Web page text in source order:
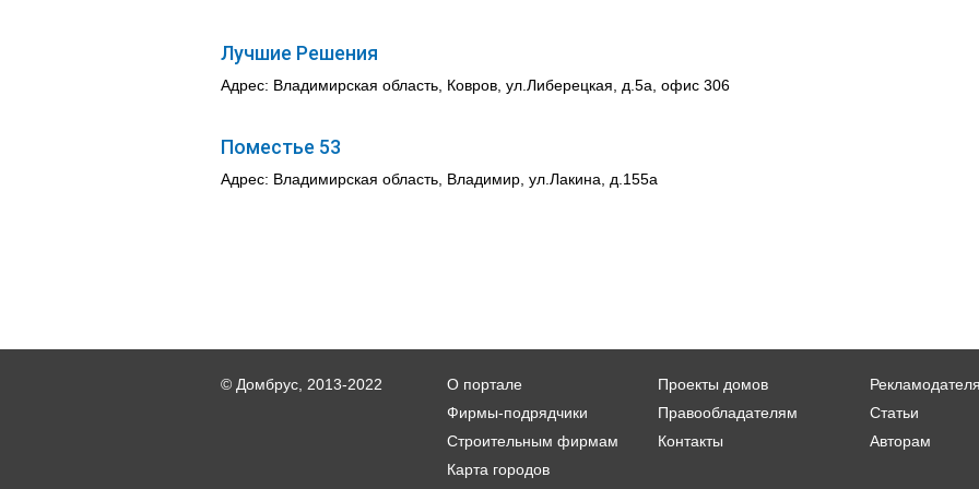
Лучшие Решения
Адрес: Владимирская область, Ковров, ул.Либерецкая, д.5а, офис 306
Поместье 53
Адрес: Владимирская область, Владимир, ул.Лакина, д.155а
© Домбрус, 2013-2022 О портале Проекты домов
Фирмы-подрядчики
Правообладателям
Статьи
Строительным фирмам
Контакты
Авторам
Карта городов